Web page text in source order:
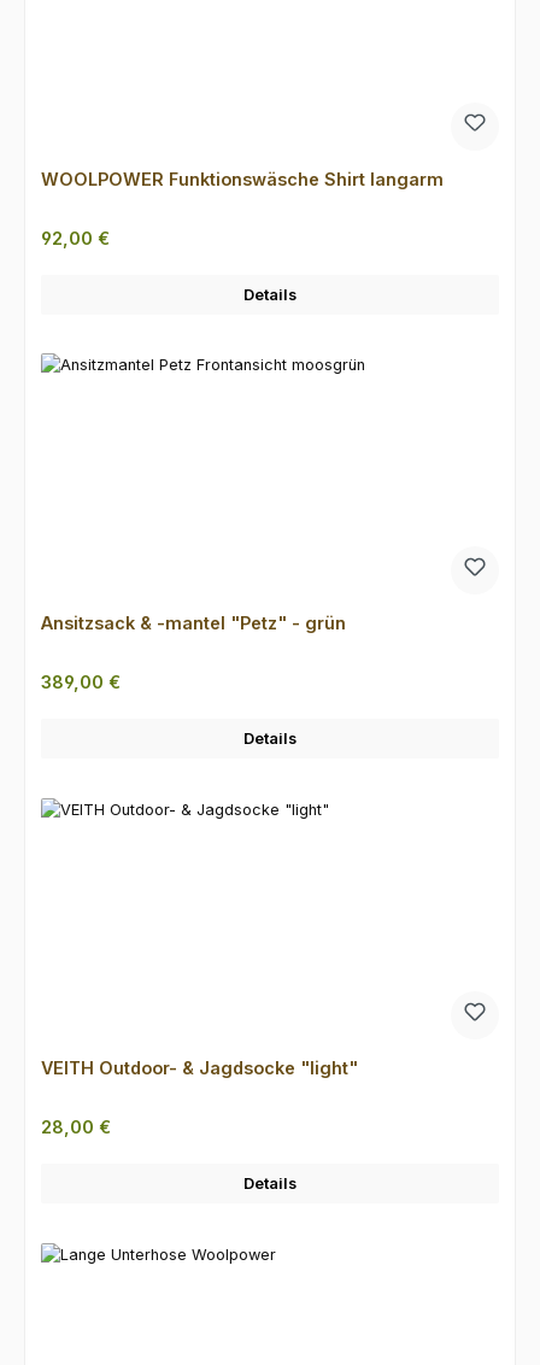
WOOLPOWER Funktionswäsche Shirt langarm
Regulärer Preis:
92,00 €
Details
Ansitzsack & -mantel "Petz" - grün
Regulärer Preis:
389,00 €
Details
VEITH Outdoor- & Jagdsocke "light"
Regulärer Preis:
28,00 €
Details